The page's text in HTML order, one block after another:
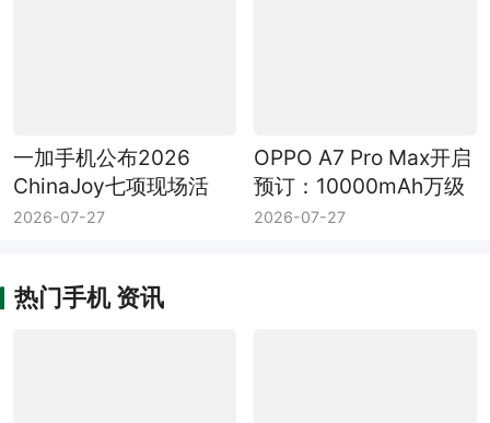
一加手机公布2026
ChinaJoy七项现场活
动：PEL快闪赛、互动
2026-07-27
OPPO A7 Pro Max开启
预订：10000mAh万级
大电池，0.01元预订送
2026-07-27
热门手机 资讯